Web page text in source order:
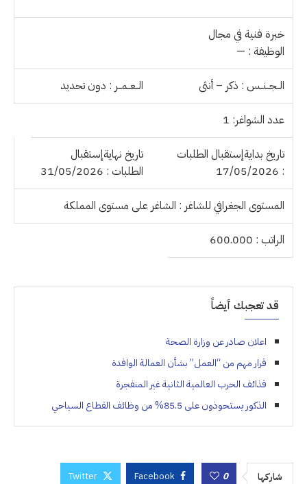
خبرة فنية في مجال
الوظيفة : —
الــجــنــس : ذكر – أنثى الــعــمــر : دون تحديد
عدد الشواغر: 1
تاريخ بدايةإستقبال الطلبات
: 17/05/2026
تاريخ نهايةإستقبال
الطلبات : 31/05/2026
المستوى الجغرافي للشاغر : الشاغر على مستوى المملكة
الراتب : 600.000
قد تعجبك أيضاً
اعلان صادر عن وزارة الصحة
قرار مهم من “العمل” بشأن العمالة الوافدة
قذائف الحرب العالمية الثانية غير المنفجرة
الذكور يستحوذون على 85.5% من وظائف القطاع السياحي
شاركها 0
Facebook
Twitter